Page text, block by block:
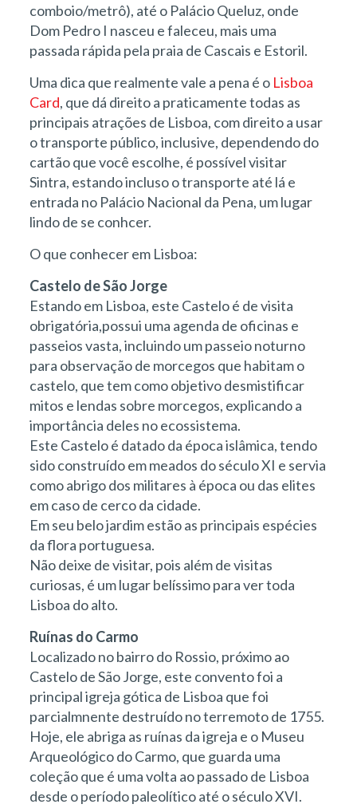
comboio/metrô), até o Palácio Queluz, onde
Dom Pedro I nasceu e faleceu, mais uma
passada rápida pela praia de Cascais e Estoril.
Uma dica que realmente vale a pena é o Lisboa
Card, que dá direito a praticamente todas as
principais atrações de Lisboa, com direito a usar
o transporte público, inclusive, dependendo do
cartão que você escolhe, é possível visitar
Sintra, estando incluso o transporte até lá e
entrada no Palácio Nacional da Pena, um lugar
lindo de se conhcer.
O que conhecer em Lisboa:
Castelo de São Jorge
Estando em Lisboa, este Castelo é de visita
obrigatória,possui uma agenda de oficinas e
passeios vasta, incluindo um passeio noturno
para observação de morcegos que habitam o
castelo, que tem como objetivo desmistificar
mitos e lendas sobre morcegos, explicando a
importância deles no ecossistema.
Este Castelo é datado da época islâmica, tendo
sido construído em meados do século XI e servia
como abrigo dos militares à época ou das elites
em caso de cerco da cidade.
Em seu belo jardim estão as principais espécies
da flora portuguesa.
Não deixe de visitar, pois além de visitas
curiosas, é um lugar belíssimo para ver toda
Lisboa do alto.
Ruínas do Carmo
Localizado no bairro do Rossio, próximo ao
Castelo de São Jorge, este convento foi a
principal igreja gótica de Lisboa que foi
parcialmnente destruído no terremoto de 1755.
Hoje, ele abriga as ruínas da igreja e o Museu
Arqueológico do Carmo, que guarda uma
coleção que é uma volta ao passado de Lisboa
desde o período paleolítico até o século XVI.